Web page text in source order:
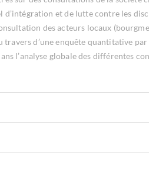
et de lutte contre les
des acteurs locaux
travers d’une enquête quantitative
l’analyse globale des différentes